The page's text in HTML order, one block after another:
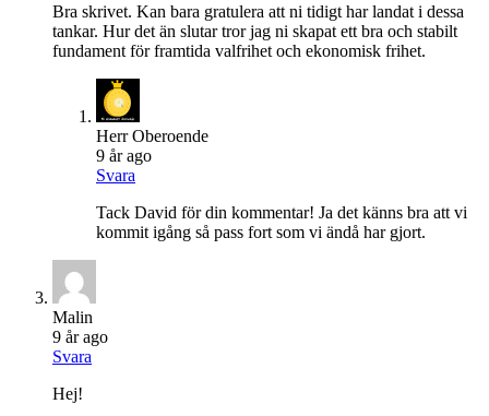
Bra skrivet. Kan bara gratulera att ni tidigt har landat i dessa
tankar. Hur det än slutar tror jag ni skapat ett bra och stabilt
fundament för framtida valfrihet och ekonomisk frihet.
Herr Oberoende
9 år ago
Svara
Tack David för din kommentar! Ja det känns bra att vi
kommit igång så pass fort som vi ändå har gjort.
Malin
9 år ago
Svara
Hej!